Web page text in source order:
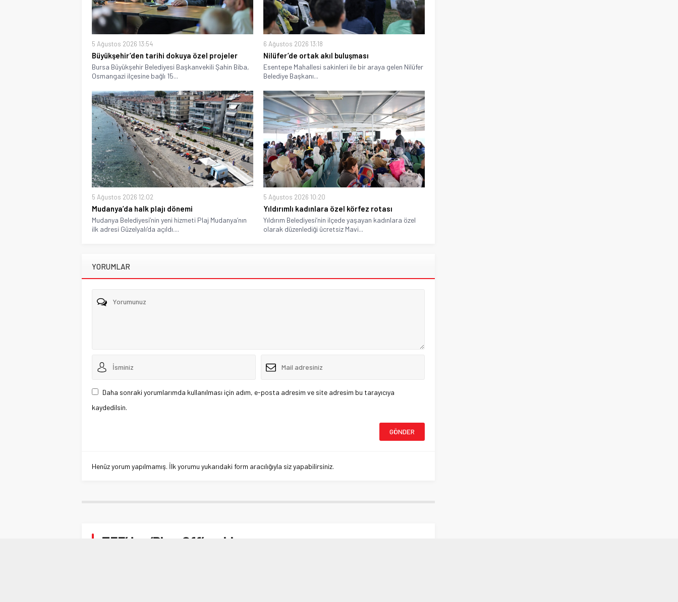
5 Ağustos 2026 13:54
Büyükşehir’den tarihi dokuya özel projeler
Bursa Büyükşehir Belediyesi Başkanvekili Şahin Biba,
Osmangazi ilçesine bağlı 15...
6 Ağustos 2026 13:18
Nilüfer’de ortak akıl buluşması
Esentepe Mahallesi sakinleri ile bir araya gelen Nilüfer
Belediye Başkanı...
5 Ağustos 2026 12:02
Mudanya’da halk plajı dönemi
Mudanya Belediyesi’nin yeni hizmeti Plaj Mudanya’nın
ilk adresi Güzelyalı’da açıldı....
5 Ağustos 2026 10:20
Yıldırımlı kadınlara özel körfez rotası
Yıldırım Belediyesi’nin ilçede yaşayan kadınlara özel
olarak düzenlediği ücretsiz Mavi...
YORUMLAR
Daha sonraki yorumlarımda kullanılması için adım, e-posta adresim ve site adresim bu tarayıcıya
kaydedilsin.
Henüz yorum yapılmamış. İlk yorumu yukarıdaki form aracılığıyla siz yapabilirsiniz.
TFF’den ‘Play-Off’ açıklaması